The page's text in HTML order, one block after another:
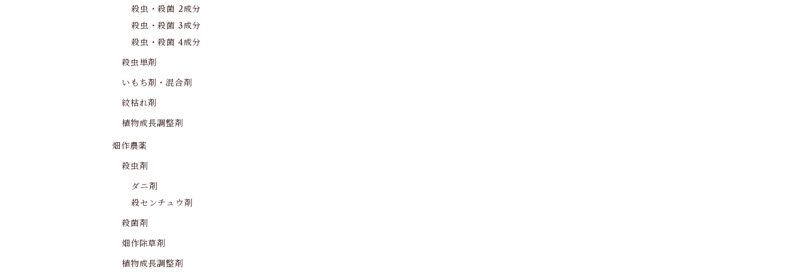
殺虫・殺菌 2成分
殺虫・殺菌 3成分
殺虫・殺菌 4成分
殺虫単剤
いもち剤・混合剤
紋枯れ剤
植物成長調整剤
畑作農薬
殺虫剤
ダニ剤
殺センチュウ剤
殺菌剤
畑作除草剤
植物成長調整剤